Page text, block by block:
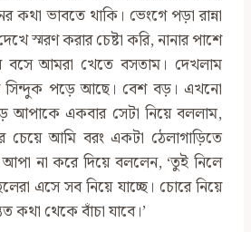
কথা ভাবতে থাকি। ভেংগে পড়া রান্না
স্মরণ করার চেষ্টা করি, নানার পাশে
বসে আমরা খেতে বসতাম। দেখলাম
সিন্দুক পড়ে আছে। বেশ বড়। এখনো
আপাকে একবার সেটা নিয়ে বললাম,
চেয়ে আমি বরং একটা ঠেলাগাড়িতে
না করে দিয়ে বললেন, ‘তুই নিলে
এসে সব নিয়ে যাচ্ছে। চোরে নিয়ে
কথা থেকে বাঁচা যাবে।’